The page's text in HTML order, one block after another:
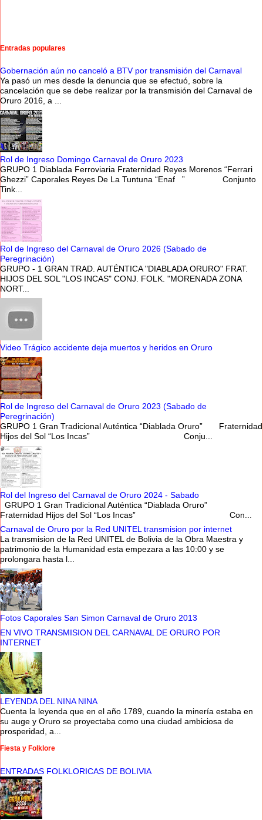
Entradas populares
Gobernación aún no canceló a BTV por transmisión del Carnaval
Ya pasó un mes desde la denuncia que se efectuó, sobre la
cancelación que se debe realizar por la transmisión del Carnaval de
Oruro 2016, a ...
Rol de Ingreso Domingo Carnaval de Oruro 2023
GRUPO 1 Diablada Ferroviaria Fraternidad Reyes Morenos “Ferrari
Ghezzi” Caporales Reyes De La Tuntuna “Enaf ” Conjunto
Tink...
Rol de Ingreso del Carnaval de Oruro 2026 (Sabado de
Peregrinación)
GRUPO - 1 GRAN TRAD. AUTÉNTICA "DIABLADA ORURO" FRAT.
HIJOS DEL SOL "LOS INCAS" CONJ. FOLK. "MORENADA ZONA
NORT...
Video Trágico accidente deja muertos y heridos en Oruro
Rol de Ingreso del Carnaval de Oruro 2023 (Sabado de
Peregrinación)
GRUPO 1 Gran Tradicional Auténtica “Diablada Oruro” Fraternidad
Hijos del Sol “Los Incas” Conju...
Rol del Ingreso del Carnaval de Oruro 2024 - Sabado
GRUPO 1 Gran Tradicional Auténtica “Diablada Oruro”
Fraternidad Hijos del Sol “Los Incas” Con...
Carnaval de Oruro por la Red UNITEL transmision por internet
La transmision de la Red UNITEL de Bolivia de la Obra Maestra y
patrimonio de la Humanidad esta empezara a las 10:00 y se
prolongara hasta l...
Fotos Caporales San Simon Carnaval de Oruro 2013
EN VIVO TRANSMISION DEL CARNAVAL DE ORURO POR
INTERNET
LEYENDA DEL NINA NINA
Cuenta la leyenda que en el año 1789, cuando la minería estaba en
su auge y Oruro se proyectaba como una ciudad ambiciosa de
prosperidad, a...
Fiesta y Folklore
ENTRADAS FOLKLORICAS DE BOLIVIA